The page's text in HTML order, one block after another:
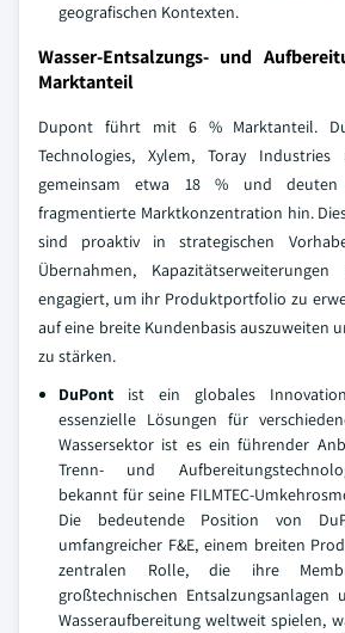
geografischen Kontexten.
Wasser-Entsalzungs- und
Marktanteil
Dupont führt mit 6 % Marktanteil.
Technologies, Xylem, Toray
gemeinsam etwa 18 % und
fragmentierte Marktkonzentration hin.
sind proaktiv in strategischen
Übernahmen,
engagiert, um ihr Produktportfolio zu
auf eine breite Kundenbasis auszuweiten
zu stärken.
DuPont ist ein globales
essenzielle Lösungen für
Wassersektor ist es ein führender
Trenn- und
bekannt für seine FILMTEC-
Die bedeutende Position von
umfangreicher F&E, einem breiten
zentralen Rolle, die ihre
großtechnischen
Wasseraufbereitung weltweit spielen,